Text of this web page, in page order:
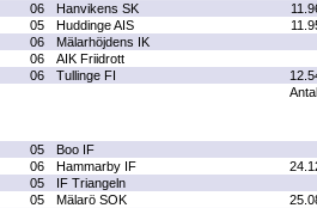
06 Hanvikens SK
05 Huddinge AIS
06
Mälarhöjdens IK
06
AIK Friidrott
06 Tullinge FI
05
Boo IF
06 Hammarby IF
05
IF Triangeln
05 Mälarö SOK